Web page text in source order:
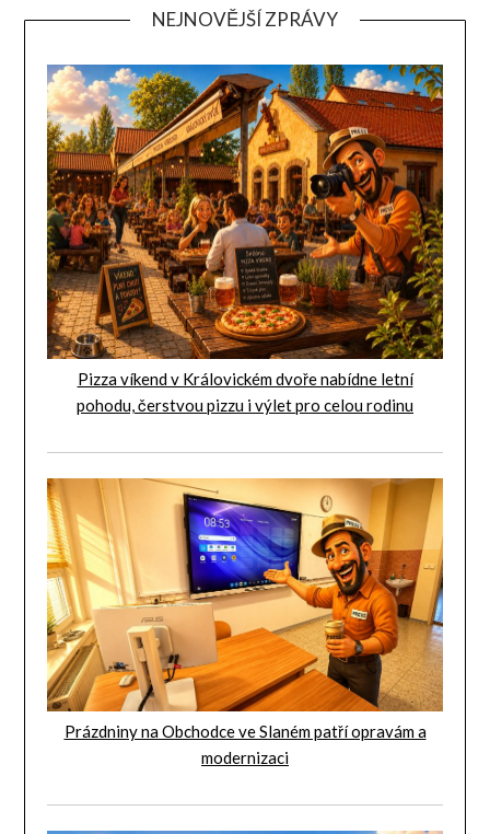
NEJNOVĚJŠÍ ZPRÁVY
Pizza víkend v Královickém dvoře nabídne letní
pohodu, čerstvou pizzu i výlet pro celou rodinu
Prázdniny na Obchodce ve Slaném patří opravám a
modernizaci